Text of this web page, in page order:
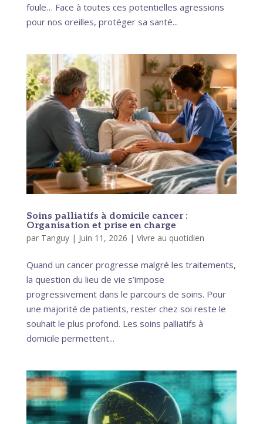
foule… Face à toutes ces potentielles agressions
pour nos oreilles, protéger sa santé...
Soins palliatifs à domicile cancer :
Organisation et prise en charge
par Tanguy| Juin 11, 2026 | Vivre au quotidien
Quand un cancer progresse malgré les traitements,
la question du lieu de vie s’impose
progressivement dans le parcours de soins. Pour
une majorité de patients, rester chez soi reste le
souhait le plus profond. Les soins palliatifs à
domicile permettent...